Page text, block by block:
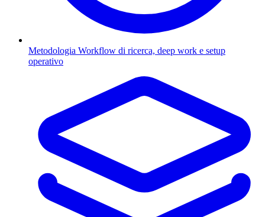
Metodologia Workflow di ricerca, deep work e setup
operativo